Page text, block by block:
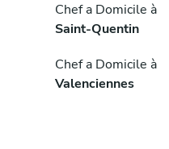
Chef a Domicile à
Saint-Quentin
Chef a Domicile à
Valenciennes